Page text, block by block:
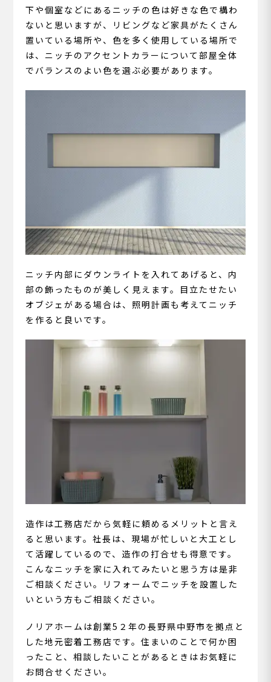
下や個室などにあるニッチの色は好きな色で構わ
ないと思いますが、リビングなど家具がたくさん
置いている場所や、色を多く使用している場所で
は、ニッチのアクセントカラーについて部屋全体
でバランスのよい色を選ぶ必要があります。
ニッチ内部にダウンライトを入れてあげると、内
部の飾ったものが美しく見えます。目立たせたい
オブジェがある場合は、照明計画も考えてニッチ
を作ると良いです。
造作は工務店だから気軽に頼めるメリットと言え
ると思います。社長は、現場が忙しいと大工とし
て活躍しているので、造作の打合せも得意です。
こんなニッチを家に入れてみたいと思う方は是非
ご相談ください。リフォームでニッチを設置した
いという方もご相談ください。
ノリアホームは創業5２年の長野県中野市を拠点と
した地元密着工務店です。住まいのことで何か困
ったこと、相談したいことがあるときはお気軽に
お問合せください。